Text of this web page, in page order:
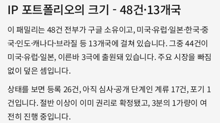
IP 포트폴리오의 크기 - 48건·13개국
이 패밀리는 48건 전부가 구글 소유이고, 미국·유럽·일본·한국·중
국·인도·캐나다·브라질 등 13개국에 걸쳐 있습니다. 그중 44건이
미국·유럽·일본, 이른바 3극에 출원돼 있습니다. 주요 시장을 빠짐
없이 덮은 셈입니다.
상태를 보면 등록 26건, 아직 심사·공개 단계인 계류 17건, 포기 1
건입니다. 절반 이상이 이미 권리로 확정됐고, 3분의 1가량이 여
전히 진행 중입니다.